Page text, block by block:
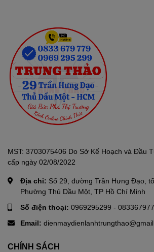
MST: 3703075406 Do Sở Kế Hoạch và Đầu
cấp ngày 02/08/2022
Địa chỉ: Số 29, đường Trần Hưng Đạo,
Phường Thủ Dầu Một, TP Hồ Chí Minh
Số điện thoại: 0969295299 -
Email:
CHÍNH SÁCH